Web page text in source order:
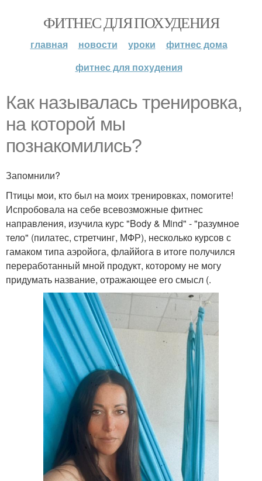
ФИТНЕС ДЛЯ ПОХУДЕНИЯ
главная новости уроки
фитнес дома
фитнес для похудения
Как называлась тренировка,
на которой мы
познакомились?
Запомнили?
Птицы мои, кто был на моих тренировках, помогите!
Испробовала на себе всевозможные фитнес
направления, изучила курс "Body & Mind" - "разумное
тело" (пилатес, стретчинг, МФР), несколько курсов с
гамаком типа аэройога, флаййога в итоге получился
переработанный мной продукт, которому не могу
придумать название, отражающее его смысл (.